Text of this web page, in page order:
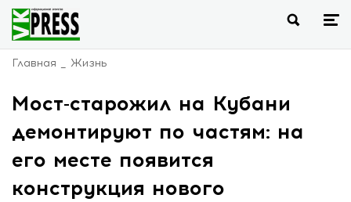
Главная Жизнь
Мост-старожил на Кубани
демонтируют по частям: на
его месте появится
конструкция нового